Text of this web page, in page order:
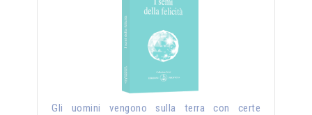
Gli uomini vengono sulla terra con certe